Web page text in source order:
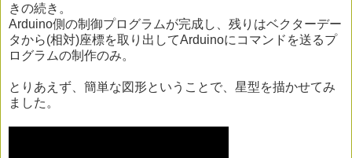
きの続き。
Arduino側の制御プログラムが完成し、残りはベクターデー
タから(相対)座標を取り出してArduinoにコマンドを送るプ
ログラムの制作のみ。
とりあえず、簡単な図形ということで、星型を描かせてみ
ました。